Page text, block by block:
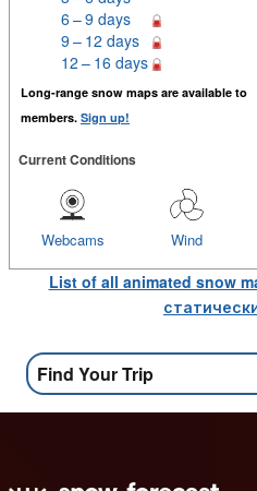
6 – 9 days
9 – 12 days
12 – 16 days
Long-range snow maps are available to
members. Sign up!
Current Conditions
Wind
Webcams
List of all animated snow
Find Your Trip